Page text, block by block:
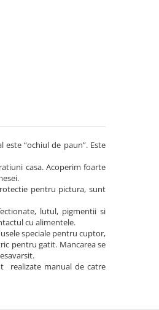
“ochiul de paun”. Este
casa. Acoperim foarte
pentru pictura, sunt
lutul, pigmentii si
cu alimentele.
speciale pentru cuptor,
pentru gatit. Mancarea se
realizate manual de catre